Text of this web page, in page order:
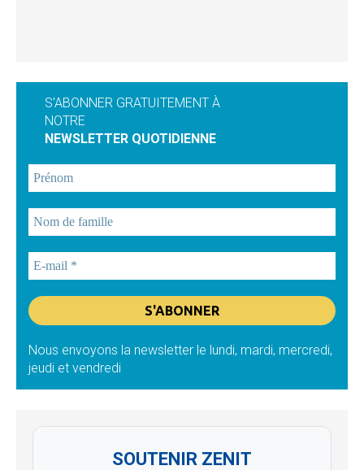
S'ABONNER GRATUITEMENT À
NOTRE
NEWSLETTER QUOTIDIENNE
Nous envoyons la newsletter le lundi, mardi, mercredi,
jeudi et vendredi
SOUTENIR ZENIT